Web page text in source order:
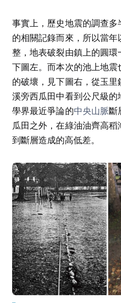
事實上，歷史地震的調查
的相關記錄而來，所以當
整，地表破裂由鎮上的圓
下圖左。而本次的池上地
的破壞，見下圖右，從玉
溪旁西瓜田中看到公尺級
學界最近爭論的中央山脈斷
瓜田之外，在綠油油齊高
到斷層造成的高低差。